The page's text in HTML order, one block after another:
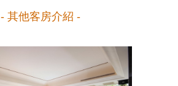
- 其他客房介紹 -